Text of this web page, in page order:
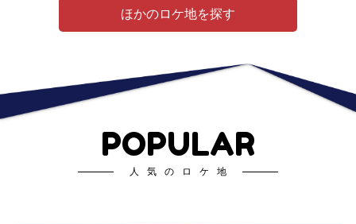
ほかのロケ地を探す
POPULAR
人気のロケ地